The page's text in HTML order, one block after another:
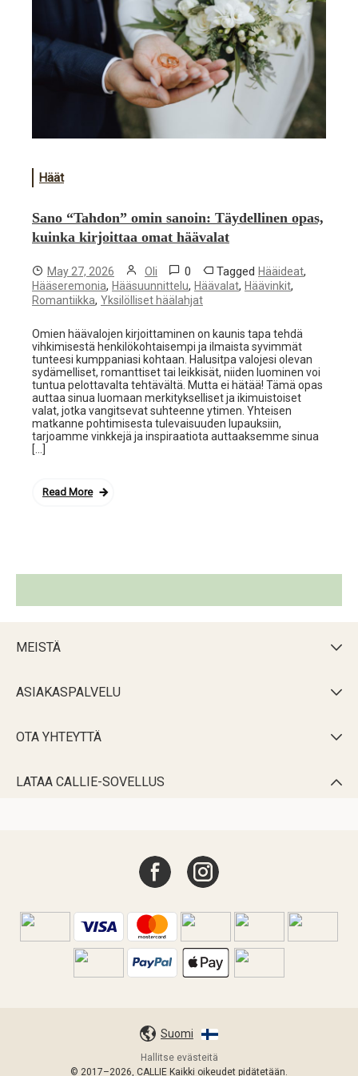
Häät
Sano “Tahdon” omin sanoin: Täydellinen opas,
kuinka kirjoittaa omat häävalat
May 27, 2026 Oli 0 Tagged Hääideat,
Hääseremonia, Hääsuunnittelu, Häävalat, Häävinkit,
Romantiikka, Yksilölliset häälahjat
Omien häävalojen kirjoittaminen on kaunis tapa tehdä
vihkimisestä henkilökohtaisempi ja ilmaista syvimmät
tunteesi kumppaniasi kohtaan. Halusitpa valojesi olevan
sydämelliset, romanttiset tai leikkisät, niiden luominen voi
tuntua pelottavalta tehtävältä. Mutta ei hätää! Tämä opas
auttaa sinua luomaan merkitykselliset ja ikimuistoiset
valat, jotka vangitsevat suhteenne ytimen. Yhteisen
matkanne pohtimisesta tulevaisuuden lupauksiin,
tarjoamme vinkkejä ja inspiraatiota auttaaksemme sinua
[…]
Read More
MEISTÄ 
ASIAKASPALVELU 
OTA YHTEYTTÄ 
LATAA CALLIE-SOVELLUS 
Suomi
Hallitse evästeitä
© 2017–2026, CALLIE Kaikki oikeudet pidätetään.